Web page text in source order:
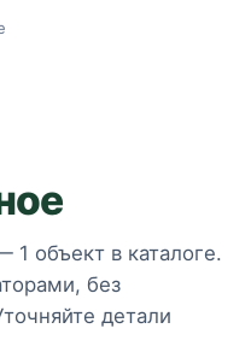
объект в каталоге.
без
детали